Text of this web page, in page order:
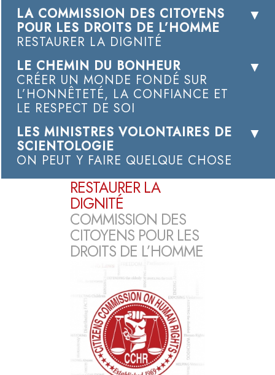
LA COMMISSION DES CITOYENS
POUR LES DROITS DE L’HOMME
RESTAURER LA DIGNITÉ
LE CHEMIN DU BONHEUR
CRÉER UN MONDE FONDÉ SUR
L’HONNÊTETÉ, LA CONFIANCE ET
LE RESPECT DE SOI
LES MINISTRES VOLONTAIRES DE
SCIENTOLOGIE
ON PEUT Y FAIRE QUELQUE CHOSE
RESTAURER LA
DIGNITÉ
COMMISSION DES
CITOYENS POUR LES
DROITS DE L’HOMME